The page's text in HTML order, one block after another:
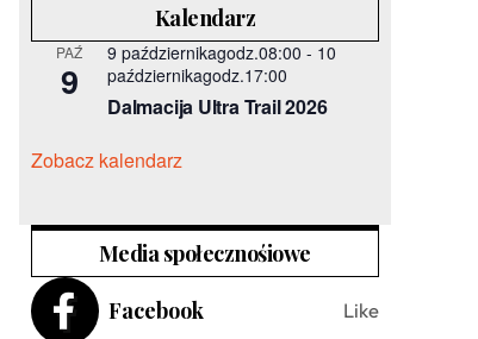
Kalendarz
PAŹ
9
9 październikagodz.08:00 - 10
październikagodz.17:00
Dalmacija Ultra Trail 2026
Zobacz kalendarz
Media społecznośiowe
Facebook
Like